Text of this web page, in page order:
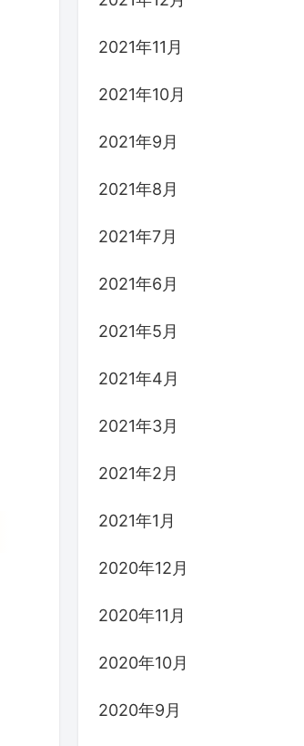
2021年11月
2021年10月
2021年9月
2021年8月
2021年7月
2021年6月
2021年5月
2021年4月
2021年3月
2021年2月
2021年1月
2020年12月
2020年11月
2020年10月
2020年9月